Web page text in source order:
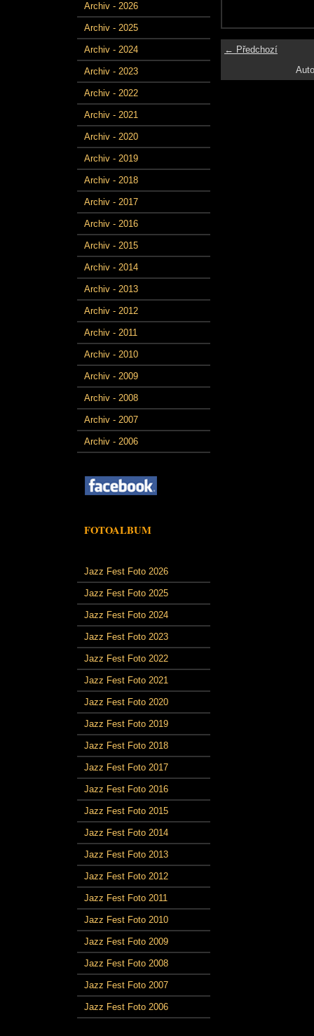
Archiv - 2026
Archiv - 2025
Archiv - 2024
Archiv - 2023
Archiv - 2022
Archiv - 2021
Archiv - 2020
Archiv - 2019
Archiv - 2018
Archiv - 2017
Archiv - 2016
Archiv - 2015
Archiv - 2014
Archiv - 2013
Archiv - 2012
Archiv - 2011
Archiv - 2010
Archiv - 2009
Archiv - 2008
Archiv - 2007
Archiv - 2006
FOTOALBUM
Jazz Fest Foto 2026
Jazz Fest Foto 2025
Jazz Fest Foto 2024
Jazz Fest Foto 2023
Jazz Fest Foto 2022
Jazz Fest Foto 2021
Jazz Fest Foto 2020
Jazz Fest Foto 2019
Jazz Fest Foto 2018
Jazz Fest Foto 2017
Jazz Fest Foto 2016
Jazz Fest Foto 2015
Jazz Fest Foto 2014
Jazz Fest Foto 2013
Jazz Fest Foto 2012
Jazz Fest Foto 2011
Jazz Fest Foto 2010
Jazz Fest Foto 2009
Jazz Fest Foto 2008
Jazz Fest Foto 2007
Jazz Fest Foto 2006
← Předchozí